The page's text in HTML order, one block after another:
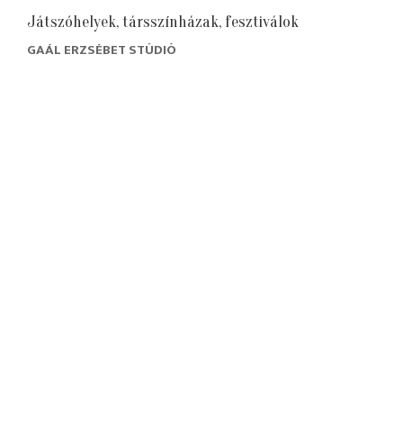
Játszóhelyek, társszínházak, fesztiválok
GAÁL ERZSÉBET STÚDIÓ